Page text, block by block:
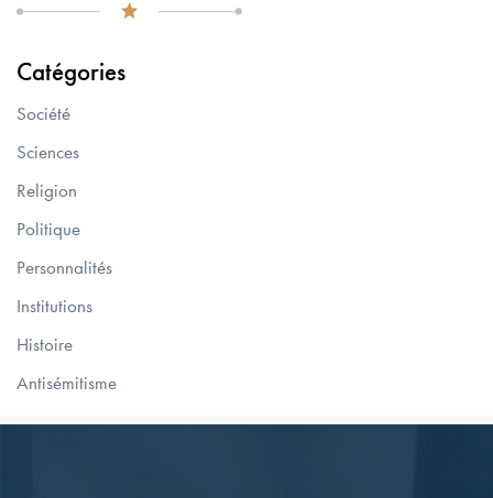
Catégories
Société
Sciences
Religion
Politique
Personnalités
Institutions
Histoire
Antisémitisme